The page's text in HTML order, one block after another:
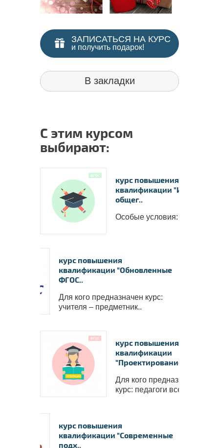
Удостоверение о повышении
квалификации ФГБОУ ВО
“Петрозаводский
университет”
ЗАПИСАТЬСЯ НА КУРС
и получить подарок!
В закладки
С этим курсом
выбирают:
курс повышения
квалификации
общег..
Особые условия: ..
курс повышения
квалификации "Обновленные
ФГОС..
Для кого предназначен курс:
учителя – предметник..
курс повышения
квалификации
"Проектирование с..
Для кого предназначен
курс: педагоги всех в..
курс повышения
квалификации "Современные
подх..